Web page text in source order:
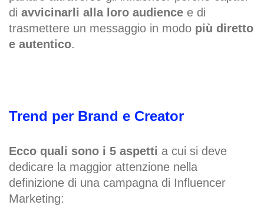
di avvicinarli alla loro audience e di
trasmettere un messaggio in modo più diretto
e autentico.
Trend per Brand e Creator
Ecco quali sono i 5 aspetti a cui si deve
dedicare la maggior attenzione nella
definizione di una campagna di Influencer
Marketing: